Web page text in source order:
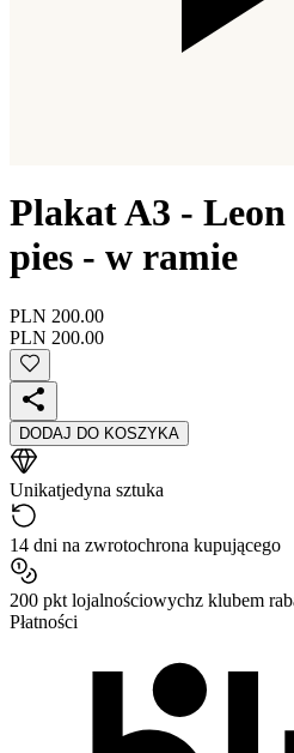
Plakat A3 -
pies - w ramie
PLN 200.00
PLN 200.00
DODAJ DO KOSZYKA
Unikatjedyna sztuka
14 dni na zwrotochrona kupującego
200 pkt lojalnościowychz klubem
Płatności